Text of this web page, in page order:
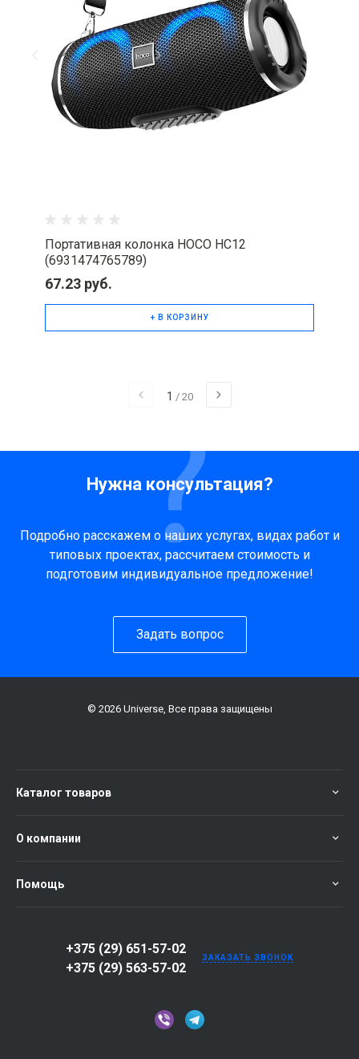
Портативная колонка HOCO HC12
(6931474765789)
67.23 руб.
+ В КОРЗИНУ
1 / 20
Нужна консультация?
Подробно расскажем о наших услугах, видах работ и
типовых проектах, рассчитаем стоимость и
подготовим индивидуальное предложение!
Задать вопрос
© 2026 Universe, Все права защищены
Каталог товаров
О компании
Помощь
+375 (29) 651-57-02
+375 (29) 563-57-02
ЗАКАЗАТЬ ЗВОНОК